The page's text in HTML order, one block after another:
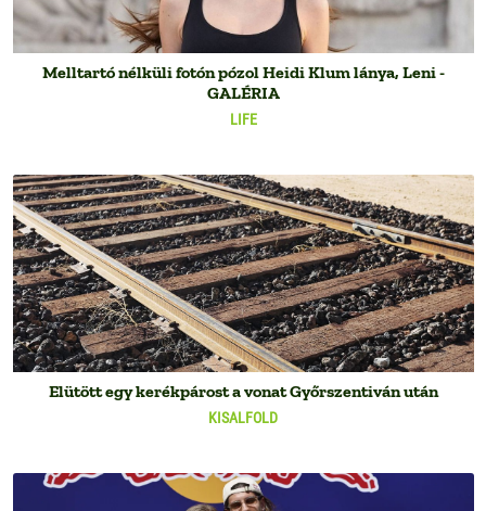
LIFE
Melltartó nélküli fotón pózol Heidi Klum lánya, Leni -
GALÉRIA
KISALFOLD
Elütött egy kerékpárost a vonat Győrszentiván után